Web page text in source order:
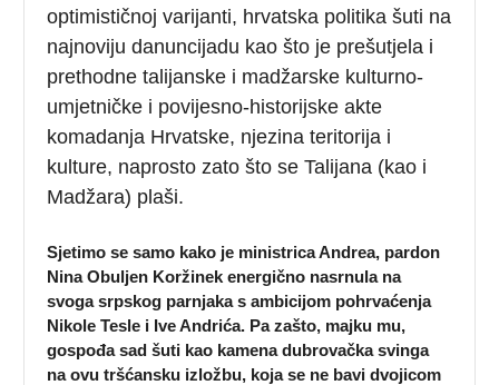
optimističnoj varijanti, hrvatska politika šuti na
najnoviju danuncijadu kao što je prešutjela i
prethodne talijanske i madžarske kulturno-
umjetničke i povijesno-historijske akte
komadanja Hrvatske, njezina teritorija i
kulture, naprosto zato što se Talijana (kao i
Madžara) plaši.
Sjetimo se samo kako je ministrica Andrea, pardon
Nina Obuljen Koržinek energično nasrnula na
svoga srpskog parnjaka s ambicijom pohrvaćenja
Nikole Tesle i Ive Andrića. Pa zašto, majku mu,
gospođa sad šuti kao kamena dubrovačka svinga
na ovu tršćansku izložbu, koja se ne bavi dvojicom